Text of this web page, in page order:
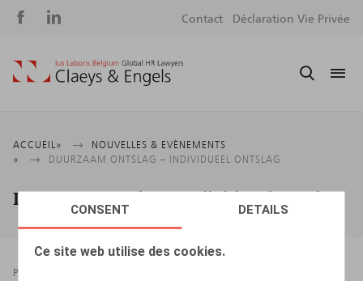
CONSENT DETAILS
Ce site web utilise des cookies.
Social
Contact Déclaration Vie Privée
Fil
ACCUEIL
NOUVELLES & EVÈNEMENTS
DUURZAAM ONTSLAG – INDIVIDUEEL ONTSLAG
Duurzaam ontslag – Individueel Ontslag
PODCASTS